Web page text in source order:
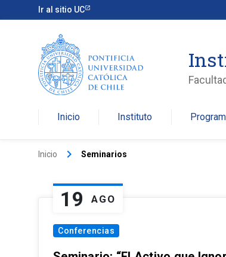
Ir al sitio UC
Inicio Instituto
Inicio keyboard_arrow_right Seminarios
19 AGO
Conferencias